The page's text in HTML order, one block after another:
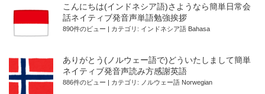
こんにちは(インドネシア語)さようなら簡単日常会
話ネイティブ発音声単語勉強挨拶
890件のビュー | カテゴリ: インドネシア語 Bahasa
ありがとう(ノルウェー語で)どういたしまして簡単
ネイティブ発音声読み方感謝英語
886件のビュー | カテゴリ: ノルウェー語 Norwegian